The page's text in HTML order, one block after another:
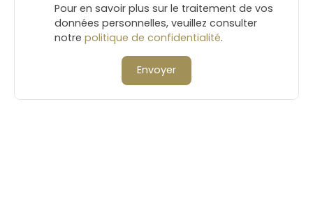
Pour en savoir plus sur le traitement de vos
données personnelles, veuillez consulter
notre politique de confidentialité.
Envoyer